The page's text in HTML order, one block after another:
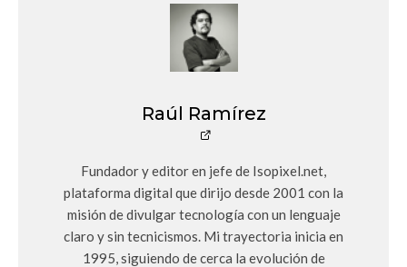
Raúl Ramírez
Fundador y editor en jefe de Isopixel.net,
plataforma digital que dirijo desde 2001 con la
misión de divulgar tecnología con un lenguaje
claro y sin tecnicismos. Mi trayectoria inicia en
1995, siguiendo de cerca la evolución de